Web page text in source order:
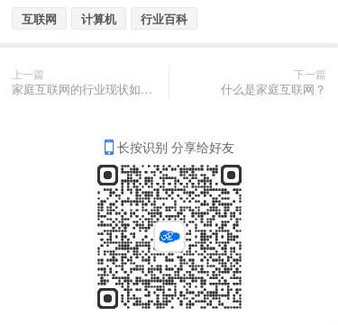
互联网 计算机 行业百科
上一篇
家庭互联网的行业现状如何？
下一篇
什么是家庭互联网？
长按识别 分享给好友